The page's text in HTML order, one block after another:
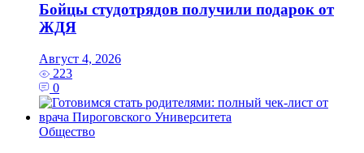
Бойцы студотрядов получили подарок от
ЖДЯ
Август 4, 2026
223
0
Общество